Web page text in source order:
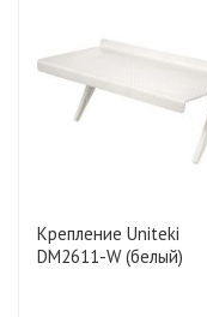
Крепление Uniteki
DM2611-W (белый)